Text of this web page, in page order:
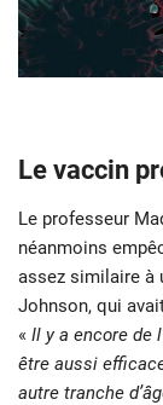
Le vaccin
Le professeur
néanmoins
assez similaire à
Johnson, qui
« Il y a encore de
être aussi
autre tranche